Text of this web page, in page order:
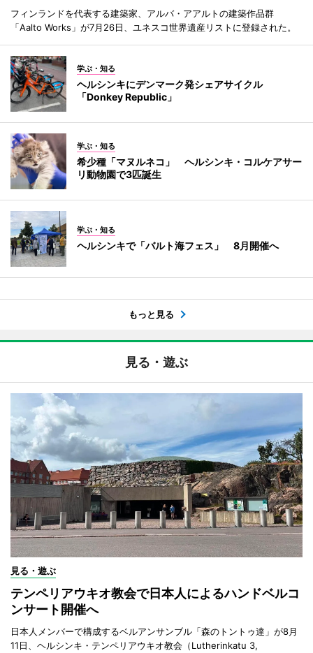
フィンランドを代表する建築家、アルバ・アアルトの建築作品群
「Aalto Works」が7月26日、ユネスコ世界遺産リストに登録された。
学ぶ・知る
ヘルシンキにデンマーク発シェアサイクル
「Donkey Republic」
学ぶ・知る
希少種「マヌルネコ」 ヘルシンキ・コルケアサー
リ動物園で3匹誕生
学ぶ・知る
ヘルシンキで「バルト海フェス」 8月開催へ
もっと見る
見る・遊ぶ
見る・遊ぶ
テンペリアウキオ教会で日本人によるハンドベルコ
ンサート開催へ
日本人メンバーで構成するベルアンサンブル「森のトントゥ達」が8月
11日、ヘルシンキ・テンペリアウキオ教会（Lutherinkatu 3,